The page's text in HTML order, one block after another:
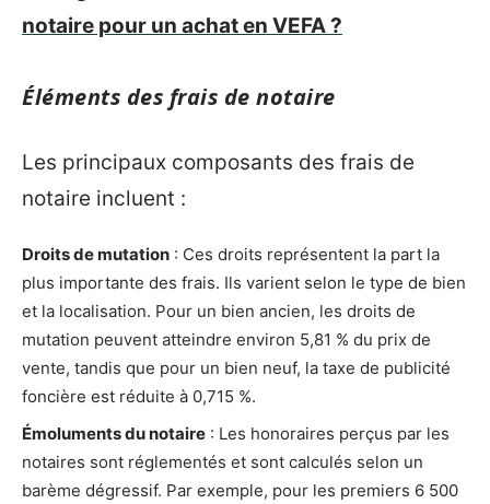
notaire pour un achat en VEFA ?
Éléments des frais de notaire
Les principaux composants des frais de
notaire incluent :
Droits de mutation : Ces droits représentent la part la
plus importante des frais. Ils varient selon le type de bien
et la localisation. Pour un bien ancien, les droits de
mutation peuvent atteindre environ 5,81 % du prix de
vente, tandis que pour un bien neuf, la taxe de publicité
foncière est réduite à 0,715 %.
Émoluments du notaire : Les honoraires perçus par les
notaires sont réglementés et sont calculés selon un
barème dégressif. Par exemple, pour les premiers 6 500